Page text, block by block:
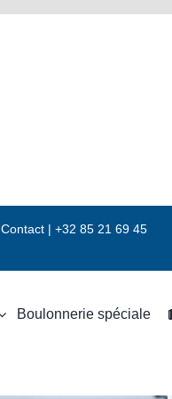
Contact | +32 85 21 69 45
Boulonnerie spéciale